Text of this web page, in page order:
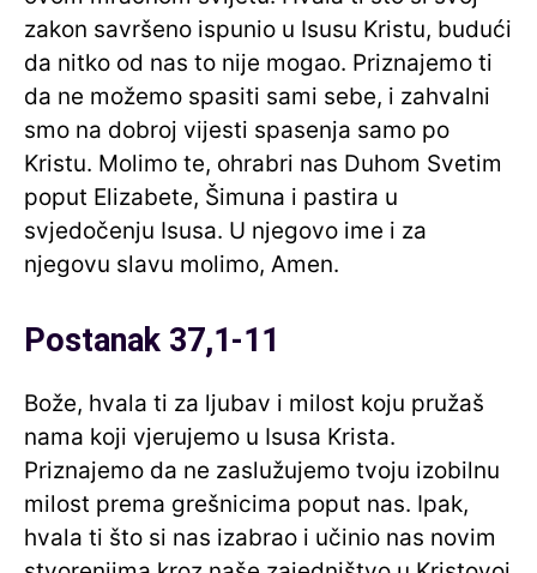
zakon savršeno ispunio u Isusu Kristu, budući
da nitko od nas to nije mogao. Priznajemo ti
da ne možemo spasiti sami sebe, i zahvalni
smo na dobroj vijesti spasenja samo po
Kristu. Molimo te, ohrabri nas Duhom Svetim
poput Elizabete, Šimuna i pastira u
svjedočenju Isusa. U njegovo ime i za
njegovu slavu molimo, Amen.
Postanak 37,1-11
Bože, hvala ti za ljubav i milost koju pružaš
nama koji vjerujemo u Isusa Krista.
Priznajemo da ne zaslužujemo tvoju izobilnu
milost prema grešnicima poput nas. Ipak,
hvala ti što si nas izabrao i učinio nas novim